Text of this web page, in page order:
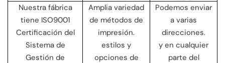
Nuestra fábrica
tiene ISO9001
Certificación del
Sistema de
Gestión de
Amplia variedad
de métodos de
impresión.
estilos y
opciones de
Podemos enviar
a varias
direcciones.
y en cualquier
parte del